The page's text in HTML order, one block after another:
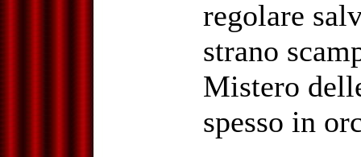
regolare
strano
Mistero
spesso in